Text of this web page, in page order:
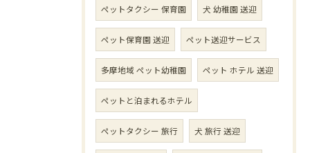
ペットタクシー 保育園 犬 幼稚園 送迎
ペット保育園 送迎 ペット送迎サービス
多摩地域 ペット幼稚園 ペット ホテル 送迎
ペットと泊まれるホテル
ペットタクシー 旅行 犬 旅行 送迎